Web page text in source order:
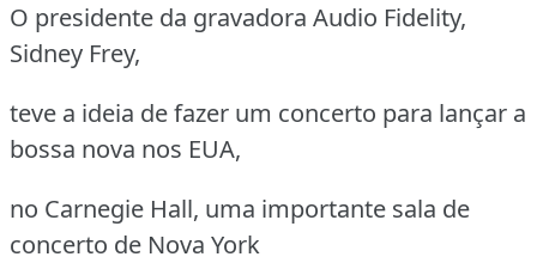
O presidente da gravadora Audio Fidelity,
Sidney Frey,
teve a ideia de fazer um concerto para lançar a
bossa nova nos EUA,
no Carnegie Hall, uma importante sala de
concerto de Nova York